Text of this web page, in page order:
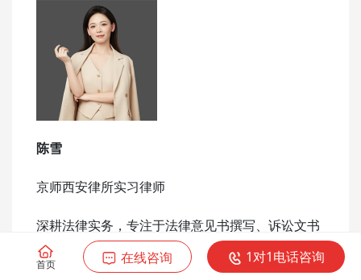
陈雪
京师西安律所实习律师
深耕法律实务，专注于法律意见书撰写、诉讼文书
起草与审核、案件材料梳理、证据归纳及合同审查
等法律业务，具备扎实的法学理论素养与严谨细致
首页 1对1电话咨询
在线咨询